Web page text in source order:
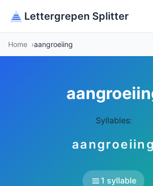
Lettergrepen Splitter
Home aangroeiing
Syllables:
aangroeiing
1 syllable